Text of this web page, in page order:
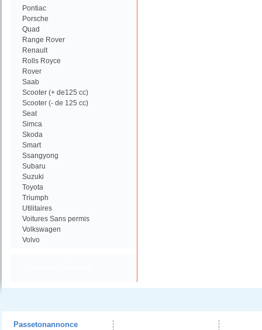
Pontiac
Porsche
Quad
Range Rover
Renault
Rolls Royce
Rover
Saab
Scooter (+ de125 cc)
Scooter (- de 125 cc)
Seat
Simca
Skoda
Smart
Ssangyong
Subaru
Suzuki
Toyota
Triumph
Utilitaires
Voitures Sans permis
Volkswagen
Volvo
Passetonannonce